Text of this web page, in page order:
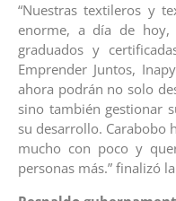
“Nuestras textileros y
enorme, a día de hoy,
graduados y
Emprender Juntos,
ahora podrán no solo
sino también gestionar
su desarrollo. Carabobo
mucho con poco y
personas más.” finalizó